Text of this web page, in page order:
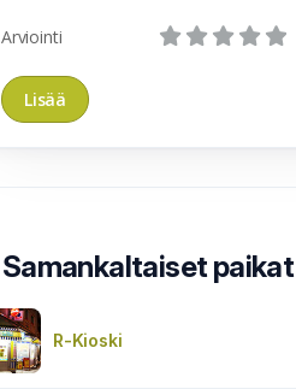
Arviointi
Samankaltaiset paikat
R-Kioski